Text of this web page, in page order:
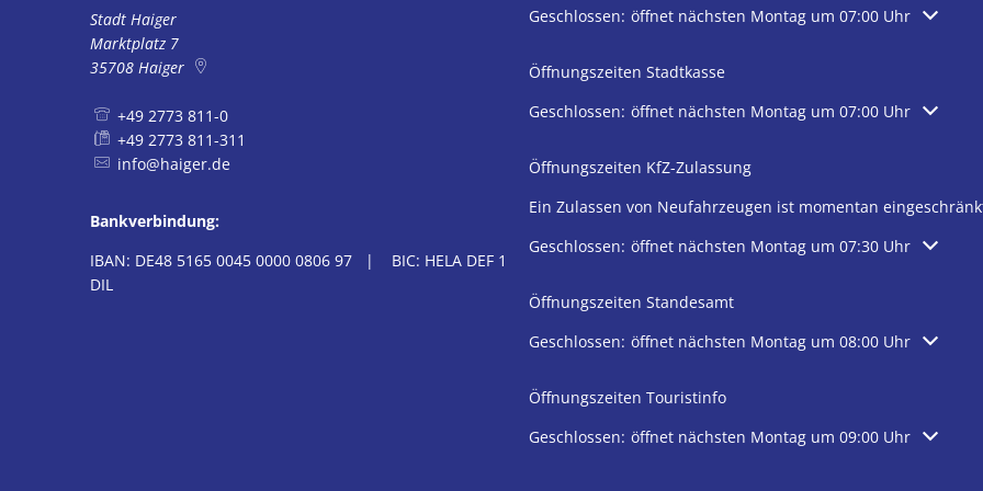
Stadt Haiger
Marktplatz 7
35708 Haiger
+49 2773 811-0
+49 2773 811-311
info@haiger.de
Bankverbindung:
IBAN: DE48 5165 0045 0000 0806 97 | BIC: HELA DEF 1
DIL
Klicken, um weitere Öffnungs- oder Schließzeiten
Geschlossen: öffnet nächsten Montag um 07:00 Uhr
Öffnungszeiten Stadtkasse
Klicken, um weitere Öffnungs- oder Schließzeiten
Geschlossen: öffnet nächsten Montag um 07:00 Uhr
Öffnungszeiten KfZ-Zulassung
Ein Zulassen von Neufahrzeugen ist momentan
Klicken, um weitere Öffnungs- oder Schließzeiten
Geschlossen: öffnet nächsten Montag um 07:30 Uhr
Öffnungszeiten Standesamt
Klicken, um weitere Öffnungs- oder Schließzeiten
Geschlossen: öffnet nächsten Montag um 08:00 Uhr
Öffnungszeiten Touristinfo
Klicken, um weitere Öffnungs- oder Schließzeiten
Geschlossen: öffnet nächsten Montag um 09:00 Uhr